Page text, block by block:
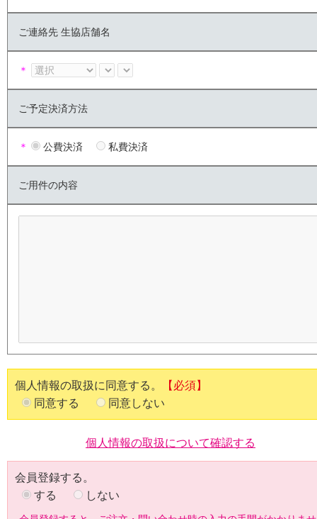
ご連絡先 生協店舗名
＊
ご予定決済方法
＊ 公費決済 私費決済
ご用件の内容
個人情報の取扱に同意する。
【必須】
同意する
同意しない
個人情報の取扱について確認する
会員登録する。
する
しない